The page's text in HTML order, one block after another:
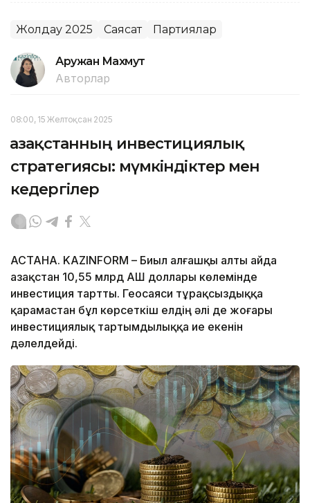
Жолдау 2025 Саясат Партиялар
Аружан Махмут
Авторлар
08:00, 15 Желтоқсан 2025
Қазақстанның инвестициялық
стратегиясы: мүмкіндіктер мен
кедергілер
АСТАНА. KAZINFORM – Биыл алғашқы алты айда
Қазақстан 10,55 млрд АҚШ доллары көлемінде
инвестиция тартты. Геосаяси тұрақсыздыққа
қарамастан бұл көрсеткіш елдің әлі де жоғары
инвестициялық тартымдылыққа ие екенін
дәлелдейді.